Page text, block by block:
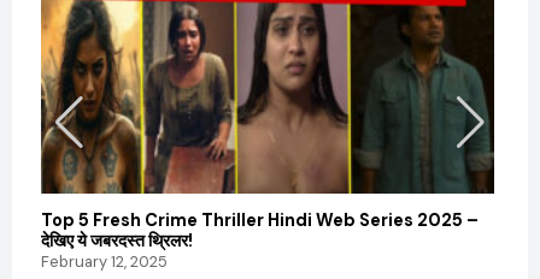
Top 5 Fresh Crime Thriller Hindi Web Series 2025 –
देखिए ये जबरदस्त थ्रिलर!
February 12, 2025